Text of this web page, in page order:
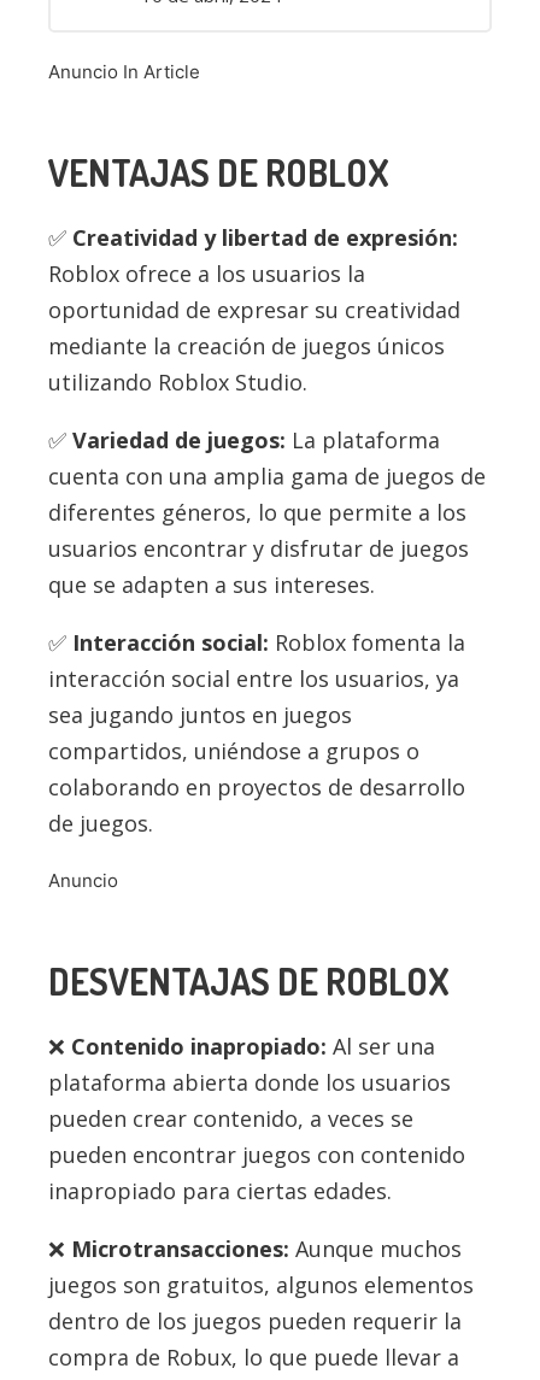
Anuncio In Article
VENTAJAS DE ROBLOX
Creatividad y libertad de expresión:
Roblox ofrece a los usuarios la
oportunidad de expresar su creatividad
mediante la creación de juegos únicos
utilizando Roblox Studio.
Variedad de juegos: La plataforma
cuenta con una amplia gama de juegos de
diferentes géneros, lo que permite a los
usuarios encontrar y disfrutar de juegos
que se adapten a sus intereses.
Interacción social: Roblox fomenta la
interacción social entre los usuarios, ya
sea jugando juntos en juegos
compartidos, uniéndose a grupos o
colaborando en proyectos de desarrollo
de juegos.
Anuncio
DESVENTAJAS DE ROBLOX
Contenido inapropiado: Al ser una
plataforma abierta donde los usuarios
pueden crear contenido, a veces se
pueden encontrar juegos con contenido
inapropiado para ciertas edades.
Microtransacciones: Aunque muchos
juegos son gratuitos, algunos elementos
dentro de los juegos pueden requerir la
compra de Robux, lo que puede llevar a